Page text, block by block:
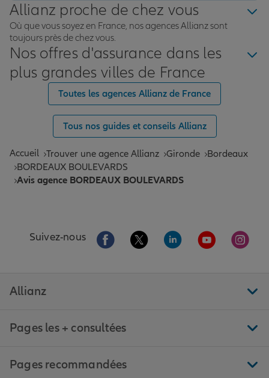
Allianz proche de chez vous
Où que vous soyez en France, nos agences Allianz sont
toujours près de chez vous.
Nos offres d'assurance dans les
plus grandes villes de France
Toutes les agences Allianz de France
Tous nos guides et conseils Allianz
Accueil Trouver une agence Allianz Gironde
Bordeaux
BORDEAUX BOULEVARDS
Avis agence BORDEAUX BOULEVARDS
Suivez-nous Aller sur la page Facebook de Allianz
Aller sur la page Twitter de
Aller sur la page
Aller sur la
Aller
Allianz
Pages les + consultées
Pages recommandées